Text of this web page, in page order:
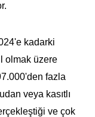
kadarki
olmak üzere
fazla
veya kasıtlı
ve çok